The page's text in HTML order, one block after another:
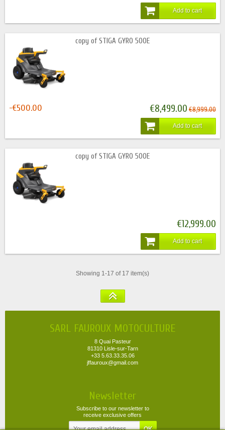
Add to cart
copy of STIGA GYRO 500E
-€500.00 €8,499.00 €8,999.00
Add to cart
copy of STIGA GYRO 500E
€12,999.00
Add to cart
Showing 1-17 of 17 item(s)
SARL FAUROUX MOTOCULTURE
8 Quai Pasteur
81310 Lisle-sur-Tarn
+33 5.63.33.35.06
jffauroux@gmail.com
Newsletter
Subscribe to our newsletter to
receive exclusive offers